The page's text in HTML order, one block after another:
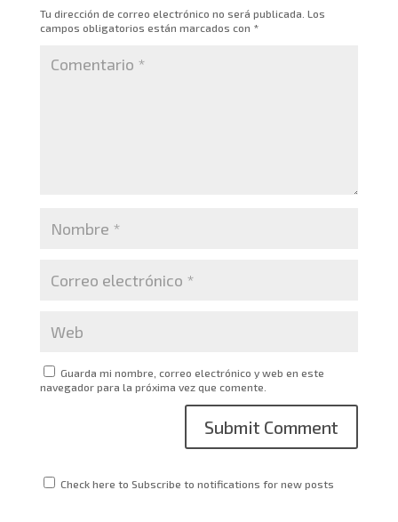
Tu dirección de correo electrónico no será publicada. Los
campos obligatorios están marcados con *
Guarda mi nombre, correo electrónico y web en este
navegador para la próxima vez que comente.
Check here to Subscribe to notifications for new posts